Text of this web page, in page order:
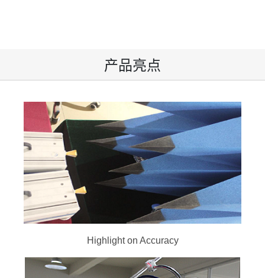
产品亮点
Highlight on Accuracy